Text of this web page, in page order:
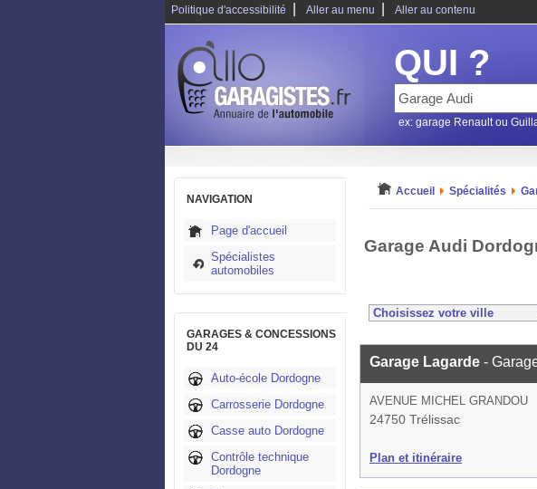
Politique d'accessibilité Aller au menu Aller au contenu
QUI ?
ex: garage Renault ou
NAVIGATION
Page d'accueil
Spécialistes
automobiles
GARAGES & CONCESSIONS
DU 24
Auto-école Dordogne
Carrosserie Dordogne
Casse auto Dordogne
Contrôle technique
Dordogne
Accueil Spécialités
Garage Audi
Garage Lagarde -
AVENUE MICHEL GRANDOU
24750 Trélissac
Plan et itinéraire